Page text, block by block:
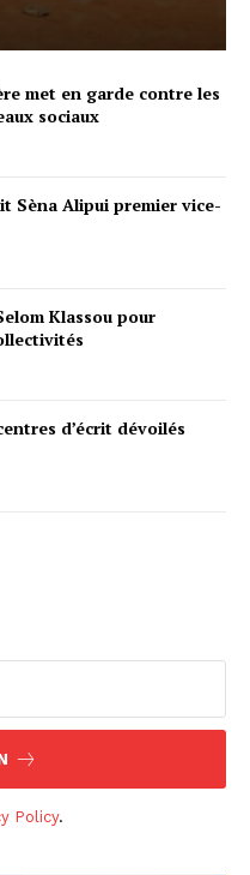
met en garde contre les
sociaux
Sèna Alipui premier vice-
Klassou pour
d’écrit dévoilés
Policy.